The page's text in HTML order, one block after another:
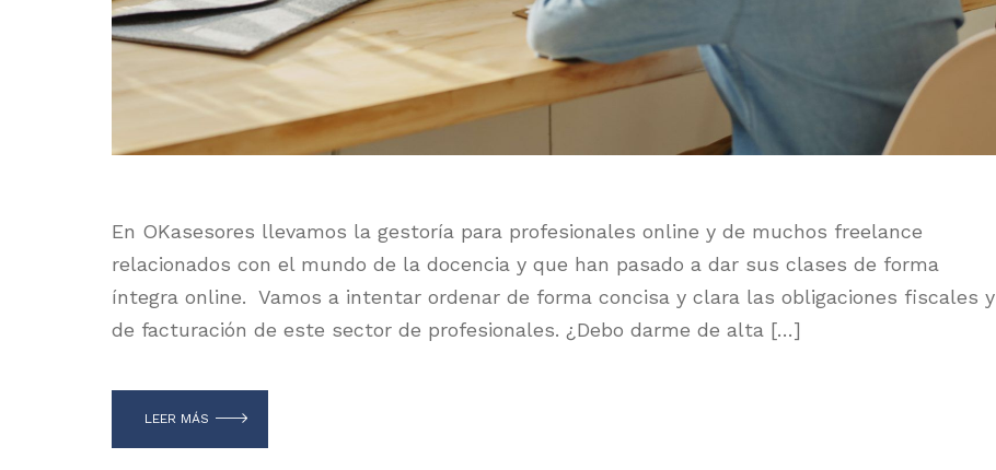
En OKasesores llevamos la gestoría para profesionales online y de muchos freelance
relacionados con el mundo de la docencia y que han pasado a dar sus clases de forma
íntegra online. Vamos a intentar ordenar de forma concisa y clara las obligaciones fiscales y
de facturación de este sector de profesionales. ¿Debo darme de alta […]
LEER MÁS